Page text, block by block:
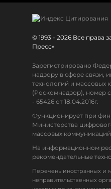
© 1993 - 2026 Все
Пресс»
Зарегистрировано
надзору в сфере связи,
технологий и массовых
(Роскомнадзор), номер
- 65426 от 18.04.2016г.
Функционирует при
Министерства
массовых
На информационном
рекомендательные
Перечень иностранных и
неправительственных